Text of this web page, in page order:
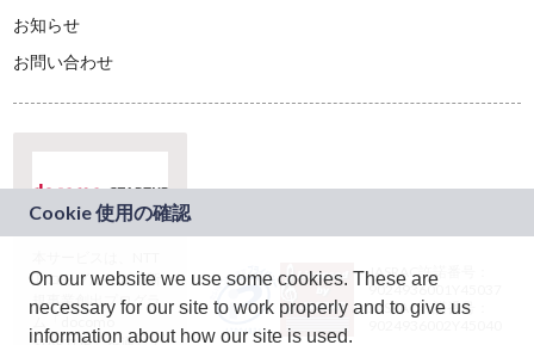
お知らせ
お問い合わせ
ドコモグループの新
規事業創出プログラ
ム「docomo
JASRAC許諾番号：
9024936001Y45037
JASRAC許諾番号：
On our website we use some cookies. These are
necessary for our site to work properly and to give us
information about how our site is used.